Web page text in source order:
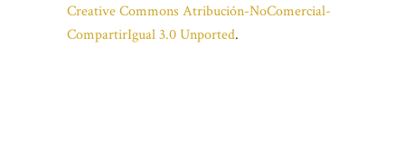
Creative Commons Atribución-NoComercial-
CompartirIgual 3.0 Unported.